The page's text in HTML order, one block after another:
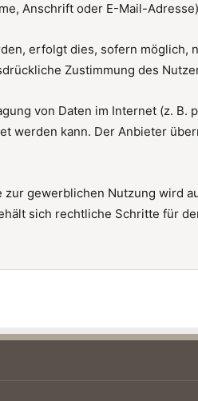
Anschrift oder E-Mail-
erfolgt dies, sofern möglich,
Zustimmung des
von Daten im Internet (z.
werden kann. Der Anbieter
gewerblichen Nutzung wird
sich rechtliche Schritte für